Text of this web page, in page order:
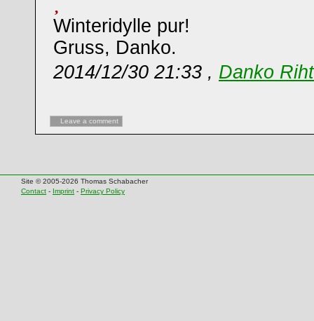
Winteridylle pur!
Gruss, Danko.
2014/12/30 21:33 , Danko
Leave a comment
Site © 2005-2026 Thomas Schabacher
Contact - Imprint - Privacy Policy